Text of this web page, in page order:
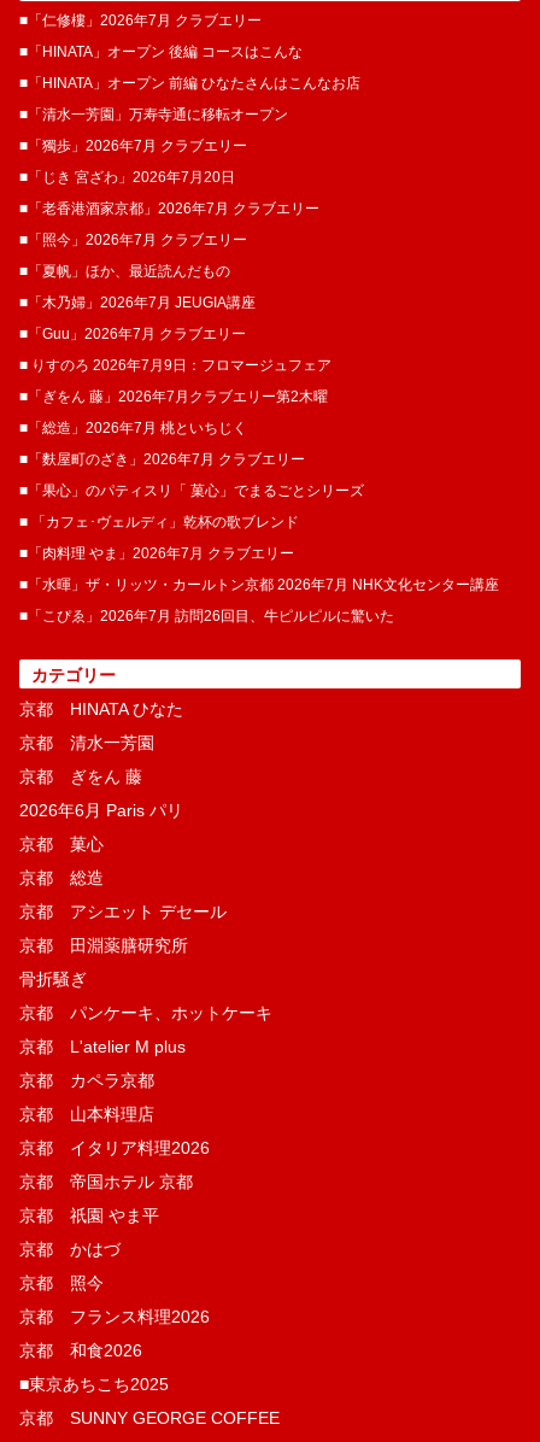
■「仁修樓」2026年7月 クラブエリー
■「HINATA」オープン 後編 コースはこんな
■「HINATA」オープン 前編 ひなたさんはこんなお店
■「清水一芳園」万寿寺通に移転オープン
■「獨歩」2026年7月 クラブエリー
■「じき 宮ざわ」2026年7月20日
■「老香港酒家京都」2026年7月 クラブエリー
■「照今」2026年7月 クラブエリー
■「夏帆」ほか、最近読んだもの
■「木乃婦」2026年7月 JEUGIA講座
■「Guu」2026年7月 クラブエリー
■ りすのろ 2026年7月9日：フロマージュフェア
■「ぎをん 藤」2026年7月クラブエリー第2木曜
■「総造」2026年7月 桃といちじく
■「麩屋町のざき」2026年7月 クラブエリー
■「果心」のパティスリ「 菓​心」でまるごとシリーズ
■ 「カフェ･ヴェルディ」乾杯の歌ブレンド
■「肉料理 やま」2026年7月 クラブエリー
■「水暉」ザ・リッツ・カールトン京都 2026年7月 NHK文化センター講座
■「こぴゑ」2026年7月 訪問26回目、牛ピルピルに驚いた
カテゴリー
京都 HINATA ひなた
京都 清水一芳園
京都 ぎをん 藤
2026年6月 Paris パリ
京都 菓​心
京都 総造
京都 アシエット デセール
京都 田淵薬膳研究所
骨折騒ぎ
京都 パンケーキ、ホットケーキ
京都 L'atelier M plus
京都 カペラ京都
京都 山本料理店
京都 イタリア料理2026
京都 帝国ホテル 京都
京都 祇園 やま平
京都 かはづ
京都 照今
京都 フランス料理2026
京都 和食2026
■東京あちこち2025
京都 SUNNY GEORGE COFFEE